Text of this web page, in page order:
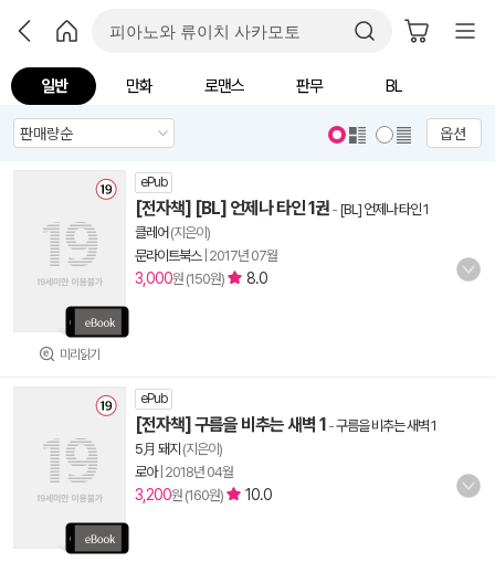
일반 만화 로맨스 판무 BL
옵션
미리읽기
ePub
[전자책] [BL] 언제나 타인 1권 - [BL] 언제나 타인 1
클레어 (지은이)
문라이트북스| 2017년 07월
3,000원 (150원) 8.0
ePub
[전자책] 구름을 비추는 새벽 1 -구름을 비추는 새벽 1
5月 돼지 (지은이)
로아| 2018년 04월
3,200원 (160원) 10.0